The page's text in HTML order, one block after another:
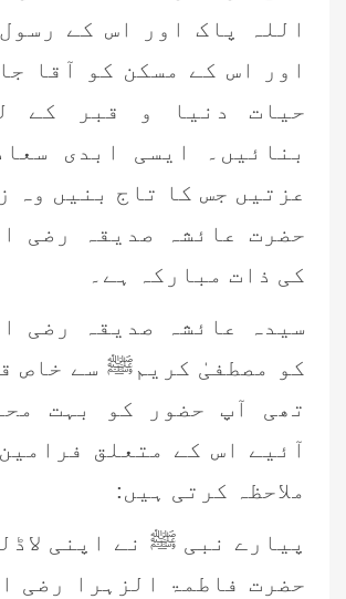
اللہ پاک اور اس کے
اور اس کے مسکن کو آقا
حیات دنیا و قبر کے
بنائیں۔ ایسی ابدی
عزتیں جس کا تاج بنیں وہ
حضرت عائشہ صدیقہ رضی
کی ذات مبارکہ ہے۔
سیدہ عائشہ صدیقہ رضی
کو مصطفیٰ کریمﷺ سے خاص
تھی آپ حضور کو بہت
آئیے اس کے متعلق
ملاحظہ کرتی ہیں:
پیارے نبی ﷺ نے اپنی
حضرت فاطمۃ الزہرا رضی